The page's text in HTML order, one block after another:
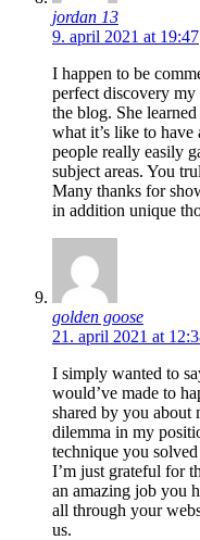
jordan 13
9. april 2021 at 19:47
I happen to be
perfect discovery my
the blog. She
what it’s like to
people really easily
subject areas. You
Many thanks for
in addition unique
golden goose
21. april 2021 at
I simply wanted to
would’ve made to
shared by you about
dilemma in my
technique you
I’m just grateful for
an amazing job you
all through your
us.